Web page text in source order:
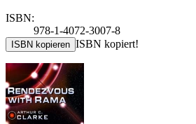
ISBN:
978-1-4072-3007-8
ISBN kopieren ISBN kopiert!